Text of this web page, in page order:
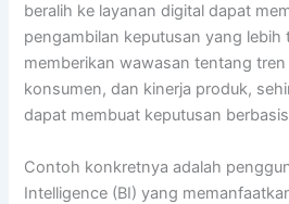
beralih ke layanan digital dapat
pengambilan keputusan yang lebih
memberikan wawasan tentang tren
konsumen, dan kinerja produk,
dapat membuat keputusan
Contoh konkretnya adalah
Intelligence (BI) yang